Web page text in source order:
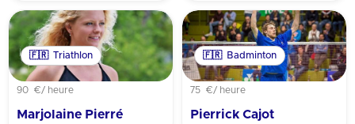
🇫🇷 Triathlon
90 €/ heure
Marjolaine Pierré
🇫🇷 Badminton
75 €/ heure
Pierrick Cajot